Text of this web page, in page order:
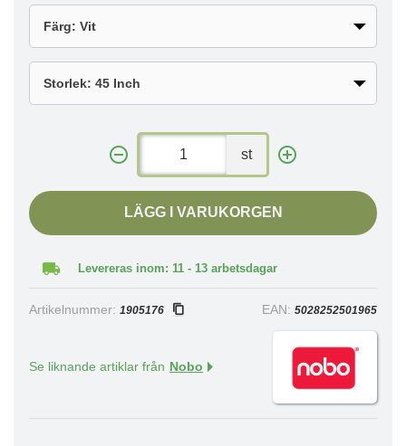
st
LÄGG I VARUKORGEN
Levereras inom: 11 - 13 arbetsdagar
Artikelnummer: 1905176 EAN: 5028252501965
Se liknande artiklar från Nobo